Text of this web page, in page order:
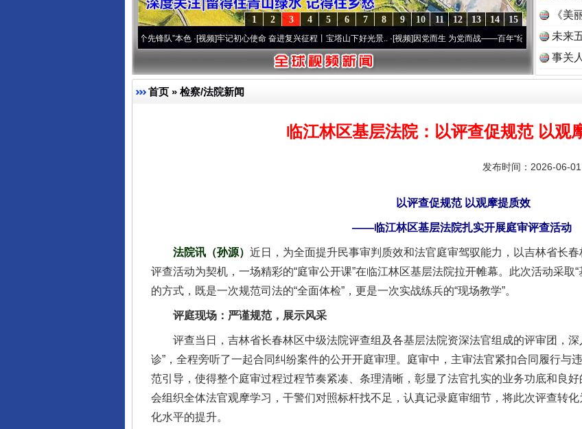
15
14
13
12
11
10
9
8
7
6
5
4
3
2
1
·[视频]牢记初心使命 奋进复兴征程丨宝塔山下好光景..·[视频]因党而生 为党而战——百年“纪”事⑧加强纪律.. ·[视频]牢记初
《美
未来
事关
首页 » 检察/法院新闻
临江林区基层法院：以评查促规范 以观
发布时间：2026-06-
以评查促规范 以观摩提质效
——临江林区基层法院扎实开展庭审评查活动
法院讯（孙源） 近日，为全面提升民事审判质效和法官庭审驾驭能力，以吉林省长
评查活动为契机，一场精彩的“庭审公开课”在临江林区基层法院拉开帷幕。此次活动采取
的方式，既是一次规范司法的“全面体检”，更是一次实战练兵的“现场教学”。
评庭现场：严谨规范，展示风采
评查当日，吉林省长春林区中级法院评查组及各基层法院资深法官组成的评审团，深
诊”，全程旁听了一起合同纠纷案件的公开开庭审理。庭审中，主审法官紧扣合同履行与
范引导，使得整个庭审过程过程节奏紧凑、条理清晰，彰显了法官扎实的业务功底和良
会组织全体法官观摩学习，干警们对照标杆找不足，认真记录庭审细节，将此次评查转
化水平的提升。